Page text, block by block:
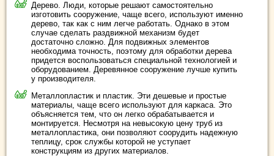
Дерево. Люди, которые решают самостоятельно
изготовить сооружение, чаще всего, используют именно
дерево, так как с ним легче работать. Однако в этом
случае сделать раздвижной механизм будет
достаточно сложно. Для подвижных элементов
необходима точность, поэтому для обработки дерева
придется воспользоваться специальной технологией и
оборудованием. Деревянное сооружение лучше купить
у производителя.
Металлопластик и пластик. Эти дешевые и простые
материалы, чаще всего используют для каркаса. Это
объясняется тем, что он легко обрабатывается и
монтируется. Несмотря на невысокую цену труб из
металлопластика, они позволяют соорудить надежную
теплицу, срок службы которой не уступает
конструкциям из других материалов.